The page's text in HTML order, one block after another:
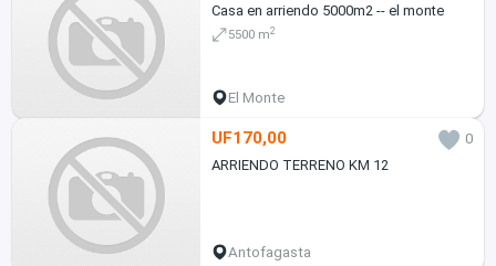
Casa en arriendo 5000m2 -- el monte
5500 m2
El Monte
UF170,00
0
ARRIENDO TERRENO KM 12
Antofagasta